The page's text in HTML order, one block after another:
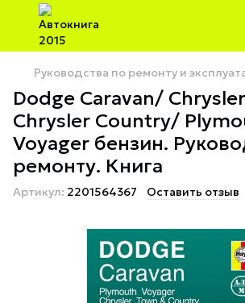
Руководства по ремонту и
Dodge Caravan/
Chrysler Country/
Voyager бензин.
ремонту. Книга
Артикул: 2201564367 Оставить отзыв